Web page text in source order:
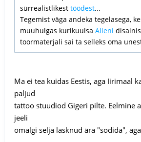
sürrealistlikest töödest...
Tegemist väga andeka tegelasega,
muuhulgas kurikuulsa Alieni
toormaterjali sai ta selleks oma
Ma ei tea kuidas Eestis, aga Iirimaal
paljud
tattoo stuudiod Gigeri pilte. Eelmine
jeeli
omalgi selja lasknud ära "sodida",